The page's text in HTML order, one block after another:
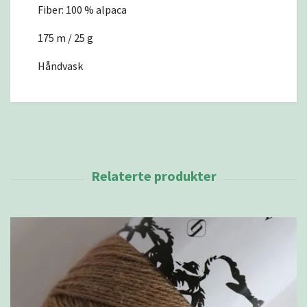
Fiber: 100 % alpaca
175 m / 25 g
Håndvask